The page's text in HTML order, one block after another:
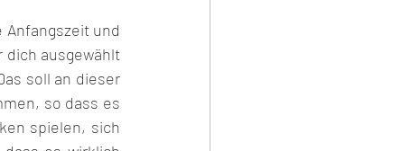
Anfangszeit und
dich ausgewählt
soll an dieser
so dass es
spielen, sich